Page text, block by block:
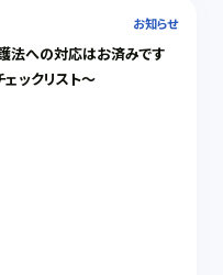
お知らせ
法への対応はお済みです
ックリスト～